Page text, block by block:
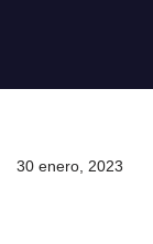
al
30 enero, 2023